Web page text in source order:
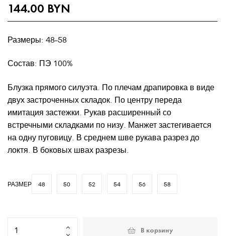
144.00 BYN
Размеры: 48-58
Состав: ПЭ 100%
Блузка прямого силуэта. По плечам драпировка в виде
двух застроченных складок. По центру переда
имитация застежки. Рукав расширенный со
встречными складками по низу. Манжет застегивается
на одну пуговицу. В среднем шве рукава разрез до
локтя. В боковых швах разрезы.
РАЗМЕР 48 50 52 54 56 58
В корзину